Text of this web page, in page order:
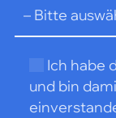
leer.
Ich habe
und bin